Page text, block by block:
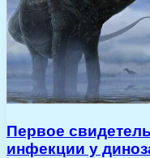
Первое
инфекции у